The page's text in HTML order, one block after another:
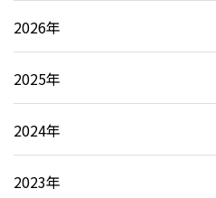
2026年
2025年
2024年
2023年